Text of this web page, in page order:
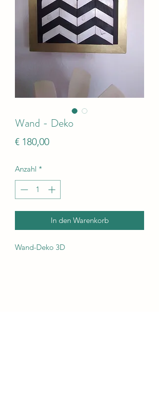
Wand - Deko
€ 180,00Preis
Anzahl *
In den Warenkorb
Wand-Deko 3D